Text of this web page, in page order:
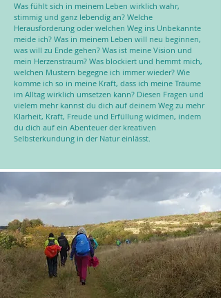
Was fühlt sich in meinem Leben wirklich wahr,
stimmig und ganz lebendig an? Welche
Herausforderung oder welchen Weg ins Unbekannte
meide ich? Was in meinem Leben will neu beginnen,
was will zu Ende gehen? Was ist meine Vision und
mein Herzenstraum? Was blockiert und hemmt mich,
welchen Mustern begegne ich immer wieder? Wie
komme ich so in meine Kraft, dass ich meine Träume
im Alltag wirklich umsetzen kann? Diesen Fragen und
vielem mehr kannst du dich auf deinem Weg zu mehr
Klarheit, Kraft, Freude und Erfüllung widmen, indem
du dich auf ein Abenteuer der kreativen
Selbsterkundung in der Natur einlässt.